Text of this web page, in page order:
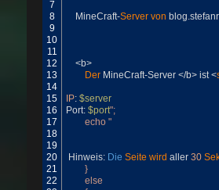
7
8
9
10
11
12
13
14
15
16
17
18
19
20
21
22
MineCraft-Server von blog.
<b>
Der MineCraft-Server </b> ist <
IP: $server
Port: $port";
		echo "
Hinweis: Die Seite wird aller 30
		}
		else